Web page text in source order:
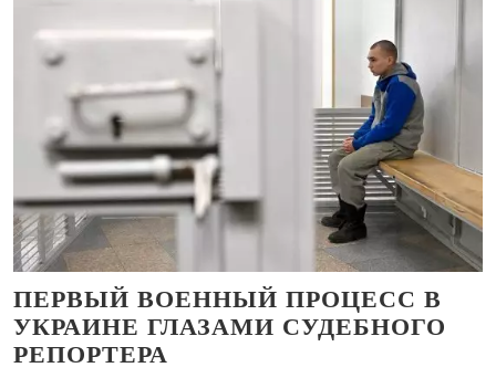
ПЕРВЫЙ ВОЕННЫЙ ПРОЦЕСС В
УКРАИНЕ ГЛАЗАМИ СУДЕБНОГО
РЕПОРТЕРА